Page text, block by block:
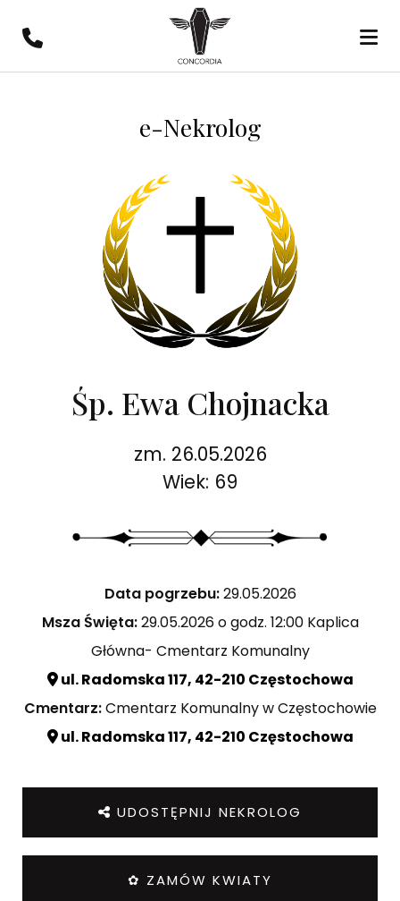
e-Nekrolog
Śp. Ewa Chojnacka
zm. 26.05.2026
Wiek: 69
Data pogrzebu:29.05.2026
Msza Święta:29.05.2026 o godz. 12:00 Kaplica
Główna- Cmentarz Komunalny
ul. Radomska 117, 42-210 Częstochowa
Cmentarz:Cmentarz Komunalny w Częstochowie
ul. Radomska 117, 42-210 Częstochowa
UDOSTĘPNIJ NEKROLOG
✿ ZAMÓW KWIATY